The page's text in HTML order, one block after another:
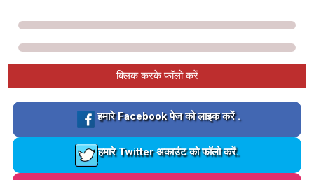
क्लिक करके फॉलो करें
Loading…
हमारे Facebook पेज को लाइक करें .
Loading…
हमारे Twitter अकाउंट को फॉलो करें.